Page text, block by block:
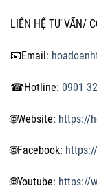
LIÊN HỆ TƯ VẤN/
📧Email:
☎Hotline: 0901
🌐Website: https://
🌐Facebook:
🌐Youtube: https://